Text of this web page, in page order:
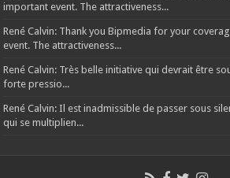
important event. The attractiveness...
René Calvin: Thank you Bipmedia for your
event. The attractiveness...
René Calvin: Très belle initiative qui devrait être
forte pressio...
René Calvin: Il est inadmissible de passer sous
qui se multiplien...